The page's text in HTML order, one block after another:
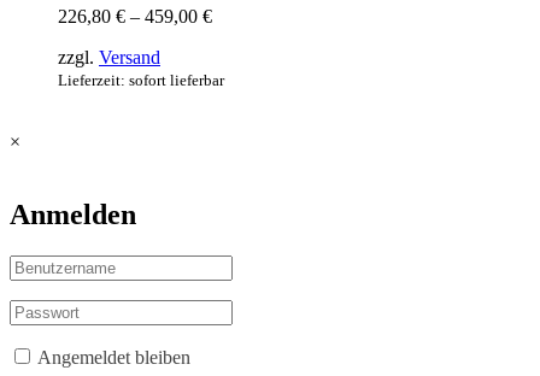
können
226,80 € – 459,00 €Preisspanne:
459,00 €
zzgl. Versand
Lieferzeit: sofort lieferbar
×
Anmelden
Angemeldet bleiben